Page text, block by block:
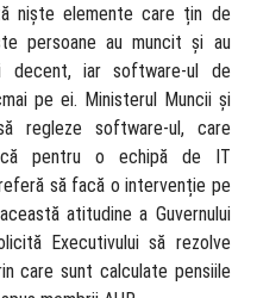
niște elemente care țin de
persoane au muncit și au
iar software-ul de
pe ei. Ministerul Muncii și
regleze software-ul, care
pentru o echipă de IT
să facă o intervenție pe
atitudine a Guvernului
Executivului să rezolve
care sunt calculate pensiile